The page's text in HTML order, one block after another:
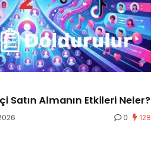
Satın Almanın Etkileri Neler?
0 128